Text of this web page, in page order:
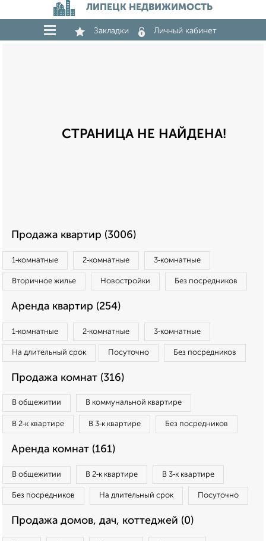
ЛИПЕЦК НЕДВИЖИМОСТЬ
Закладки Личный кабинет
СТРАНИЦА НЕ НАЙДЕНА!
Продажа квартир (3006)
1‑комнатные 2‑комнатные 3‑комнатные
Вторичное жилье Новостройки Без посредников
Аренда квартир (254)
1‑комнатные 2‑комнатные 3‑комнатные
На длительный срок Посуточно Без посредников
Продажа комнат (316)
В общежитии В коммунальной квартире
В 2‑к квартире В 3‑к квартире Без посредников
Аренда комнат (161)
В общежитии В 2‑к квартире В 3‑к квартире
Без посредников На длительный срок Посуточно
Продажа домов, дач, коттеджей (0)